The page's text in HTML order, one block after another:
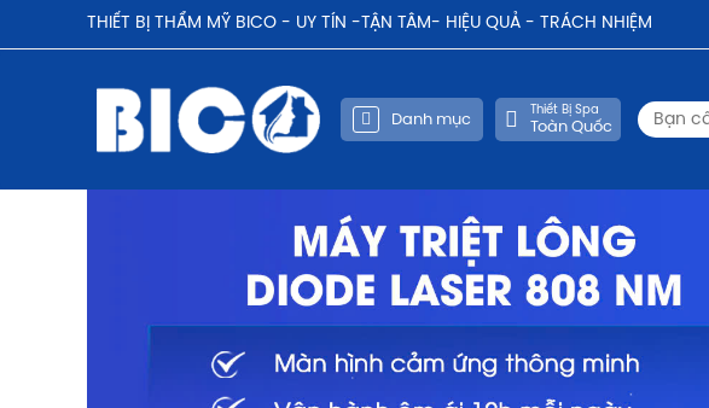
THIẾT BỊ THẨM MỸ BICO - UY TÍN -TẬN TÂM- HIỆU QUẢ - TRÁCH NHIỆM
Danh mục
Thiết Bị Spa
Toàn Quốc